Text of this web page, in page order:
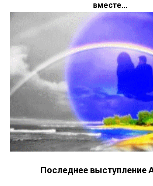
вместе...
Последнее выступление